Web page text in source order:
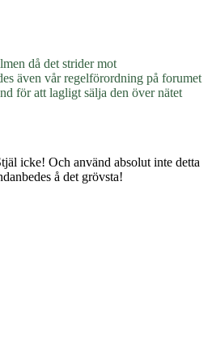
då det strider mot
även vår regelförordning på forumet
för att lagligt sälja den över nätet
icke! Och använd absolut inte detta
å det grövsta!